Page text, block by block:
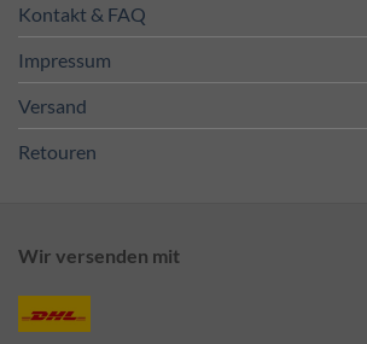
Kontakt & FAQ
Impressum
Versand
Retouren
Wir versenden mit